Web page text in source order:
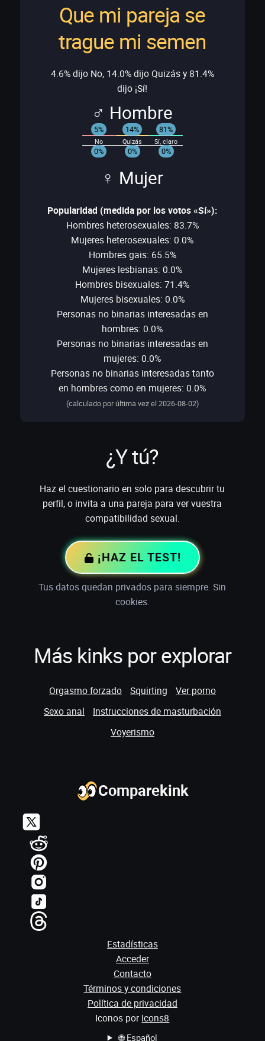
Que mi pareja se
trague mi semen
4.6% dijo No, 14.0% dijo Quizás y 81.4%
dijo ¡Sí!
♂ Hombre
No
5%
Quizás
14%
Sí, claro
81%
0% 0% 0%
♀ Mujer
Popularidad (medida por los votos «Sí»):
Hombres heterosexuales: 83.7%
Mujeres heterosexuales: 0.0%
Hombres gais: 65.5%
Mujeres lesbianas: 0.0%
Hombres bisexuales: 71.4%
Mujeres bisexuales: 0.0%
Personas no binarias interesadas en
hombres: 0.0%
Personas no binarias interesadas en
mujeres: 0.0%
Personas no binarias interesadas tanto
en hombres como en mujeres: 0.0%
(calculado por última vez el 2026-08-02)
¿Y tú?
Haz el cuestionario en solo para descubrir tu
perfil, o invita a una pareja para ver vuestra
compatibilidad sexual.
¡HAZ EL TEST!
Tus datos quedan privados para siempre. Sin
cookies.
Más kinks por explorar
Orgasmo forzado Squirting
Ver porno
Sexo anal
Instrucciones de masturbación
Voyerismo
Comparekink
Estadísticas
Acceder
Contacto
Términos y condiciones
Política de privacidad
Iconos por Icons8
🌐Español